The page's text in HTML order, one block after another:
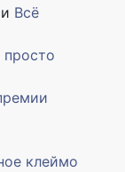
Всё
клеймо